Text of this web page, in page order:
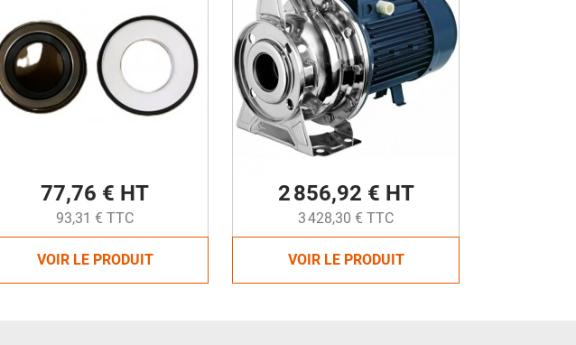
77,76 € HT
93,31 € TTC
VOIR LE PRODUIT
2 856,92 € HT
3 428,30 € TTC
VOIR LE PRODUIT